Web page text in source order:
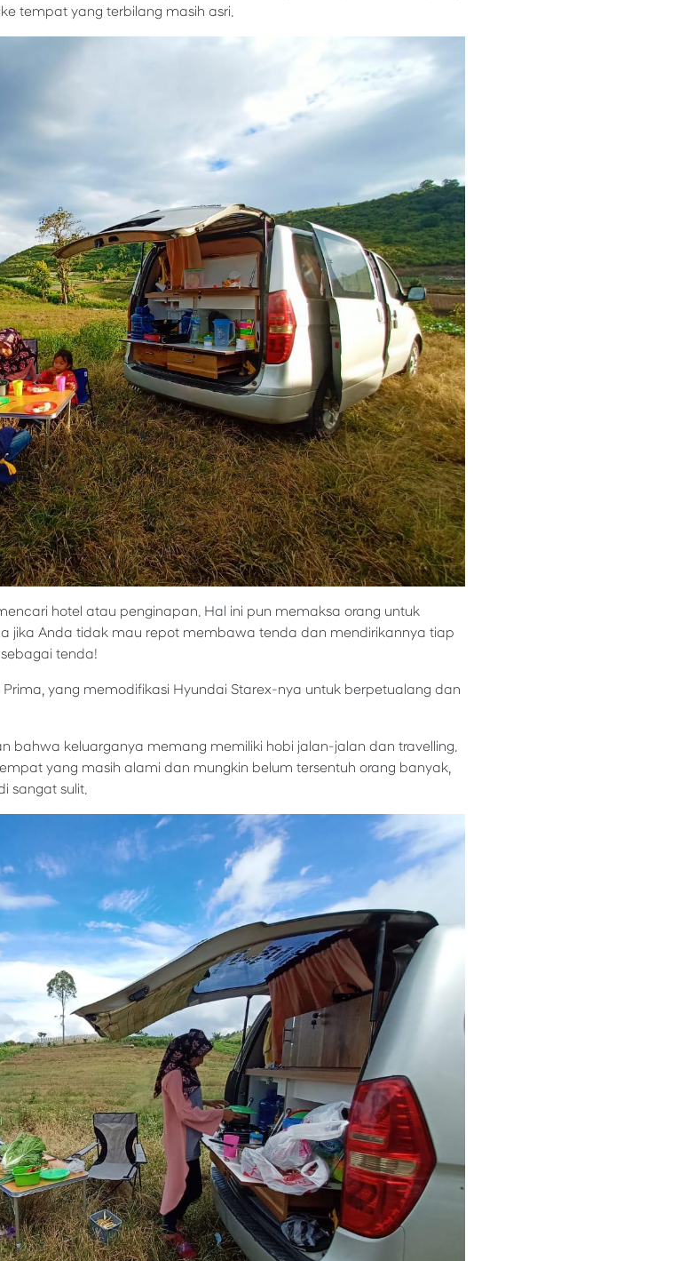
tempat yang terbilang masih asri.
hotel atau penginapan. Hal ini pun memaksa orang untuk
jika Anda tidak mau repot membawa tenda dan mendirikannya tiap
tenda!
yang memodifikasi Hyundai Starex-nya untuk berpetualang dan
bahwa keluarganya memang memiliki hobi jalan-jalan dan travelling.
yang masih alami dan mungkin belum tersentuh orang banyak,
sangat sulit.